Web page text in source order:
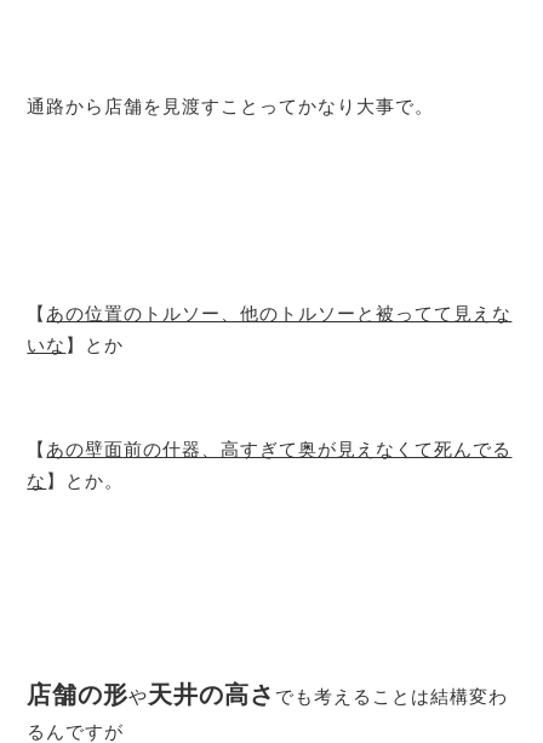
通路から店舗を見渡すことってかなり大事で。
【 あの位置のトルソー、他のトルソーと被ってて見えな
いな 】とか
【 あの壁面前の什器、高すぎて奥が見えなくて死んでる
な 】とか。
店舗の形や天井の高さ でも考えることは結構変わ
るんですが